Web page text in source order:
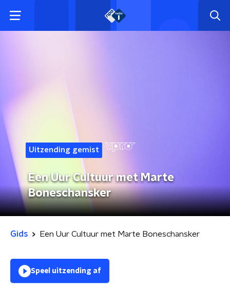
Uitzending gemist
Een Uur Cultuur met Marte
Boneschansker
Gids Een Uur Cultuur met Marte Boneschansker
Speel uitzending af